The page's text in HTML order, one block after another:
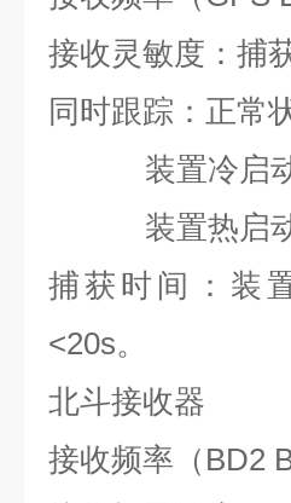
接收灵敏度：捕
同时跟踪：正常
装置冷启
装置热启
捕获时间：装
<20s。
北斗接收器
接收频率（BD2